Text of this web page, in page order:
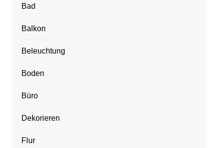
Bad
Balkon
Beleuchtung
Boden
Büro
Dekorieren
Flur